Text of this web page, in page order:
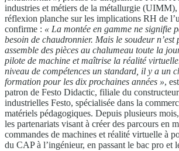
industries et métiers de la métallurgie
réflexion planche sur les implications RH de
confirme : « La montée en gamme ne signifie
besoin de chaudronnier. Mais le soudeur n’est
assemble des pièces au chalumeau toute la
pilote de machine et maîtrise la réalité
niveau de compétences un standard, il y a un
formation pour les dix prochaines années »,
patron de Festo Didactic, filiale du
industrielles Festo, spécialisée dans la
matériels pédagogiques. Depuis plusieurs
les partenariats visant à créer des parcours en
commandes de machines et réalité virtuelle à
du CAP à l’ingénieur, en passant le bac pro et